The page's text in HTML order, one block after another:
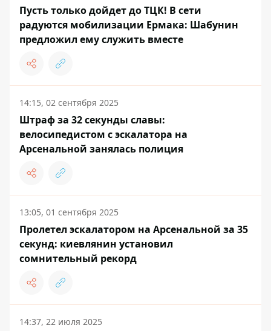
Пусть только дойдет до ТЦК! В сети
радуются мобилизации Ермака: Шабунин
предложил ему служить вместе
14:15, 02 сентября 2025
Штраф за 32 секунды славы:
велосипедистом с эскалатора на
Арсенальной занялась полиция
13:05, 01 сентября 2025
Пролетел эскалатором на Арсенальной за 35
секунд: киевлянин установил
сомнительный рекорд
14:37, 22 июля 2025